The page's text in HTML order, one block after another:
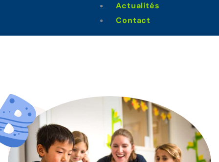
Actualités
Contact